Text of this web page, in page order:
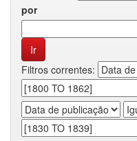
por
Filtros correntes: